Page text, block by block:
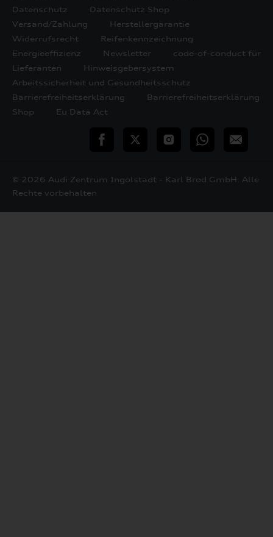
Datenschutz
Datenschutz Shop
Versand/Zahlung
Herstellergarantie
Widerrufsrecht
Reifenkennzeichnung
Energieeffizienz
Newsletter
code-of-conduct für
Lieferanten
Hinweisgebersystem
Arbeitssicherheit und Gesundheitsschutz
Barrierefreiheitserklärung
Barrierefreiheitserklärung
Shop
Eu Data Act
teilen Twitter InstagramWhatsApp
E-
© 2026 Audi Zentrum Ingolstadt - Karl Brod GmbH. Alle
Rechte vorbehalten